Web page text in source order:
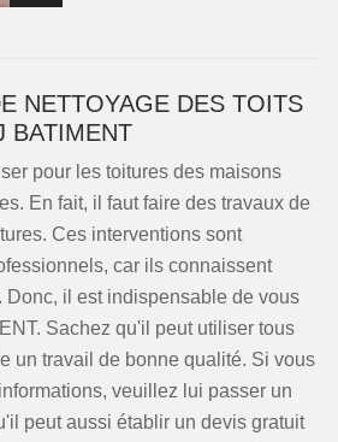
NETTOYAGE DES TOITS
BATIMENT
pour les toitures des maisons
En fait, il faut faire des travaux de
Ces interventions sont
car ils connaissent
Donc, il est indispensable de vous
Sachez qu'il peut utiliser tous
un travail de bonne qualité. Si vous
veuillez lui passer un
peut aussi établir un devis gratuit